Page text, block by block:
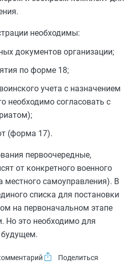
необходимы:
документов организации;
по форме 18;
учета с назначением
необходимо согласовать с
(форма 17).
первоочередные,
от конкретного военного
местного самоуправления). В
списка для постановки
на первоначальном этапе
Но это необходимо для
будущем.